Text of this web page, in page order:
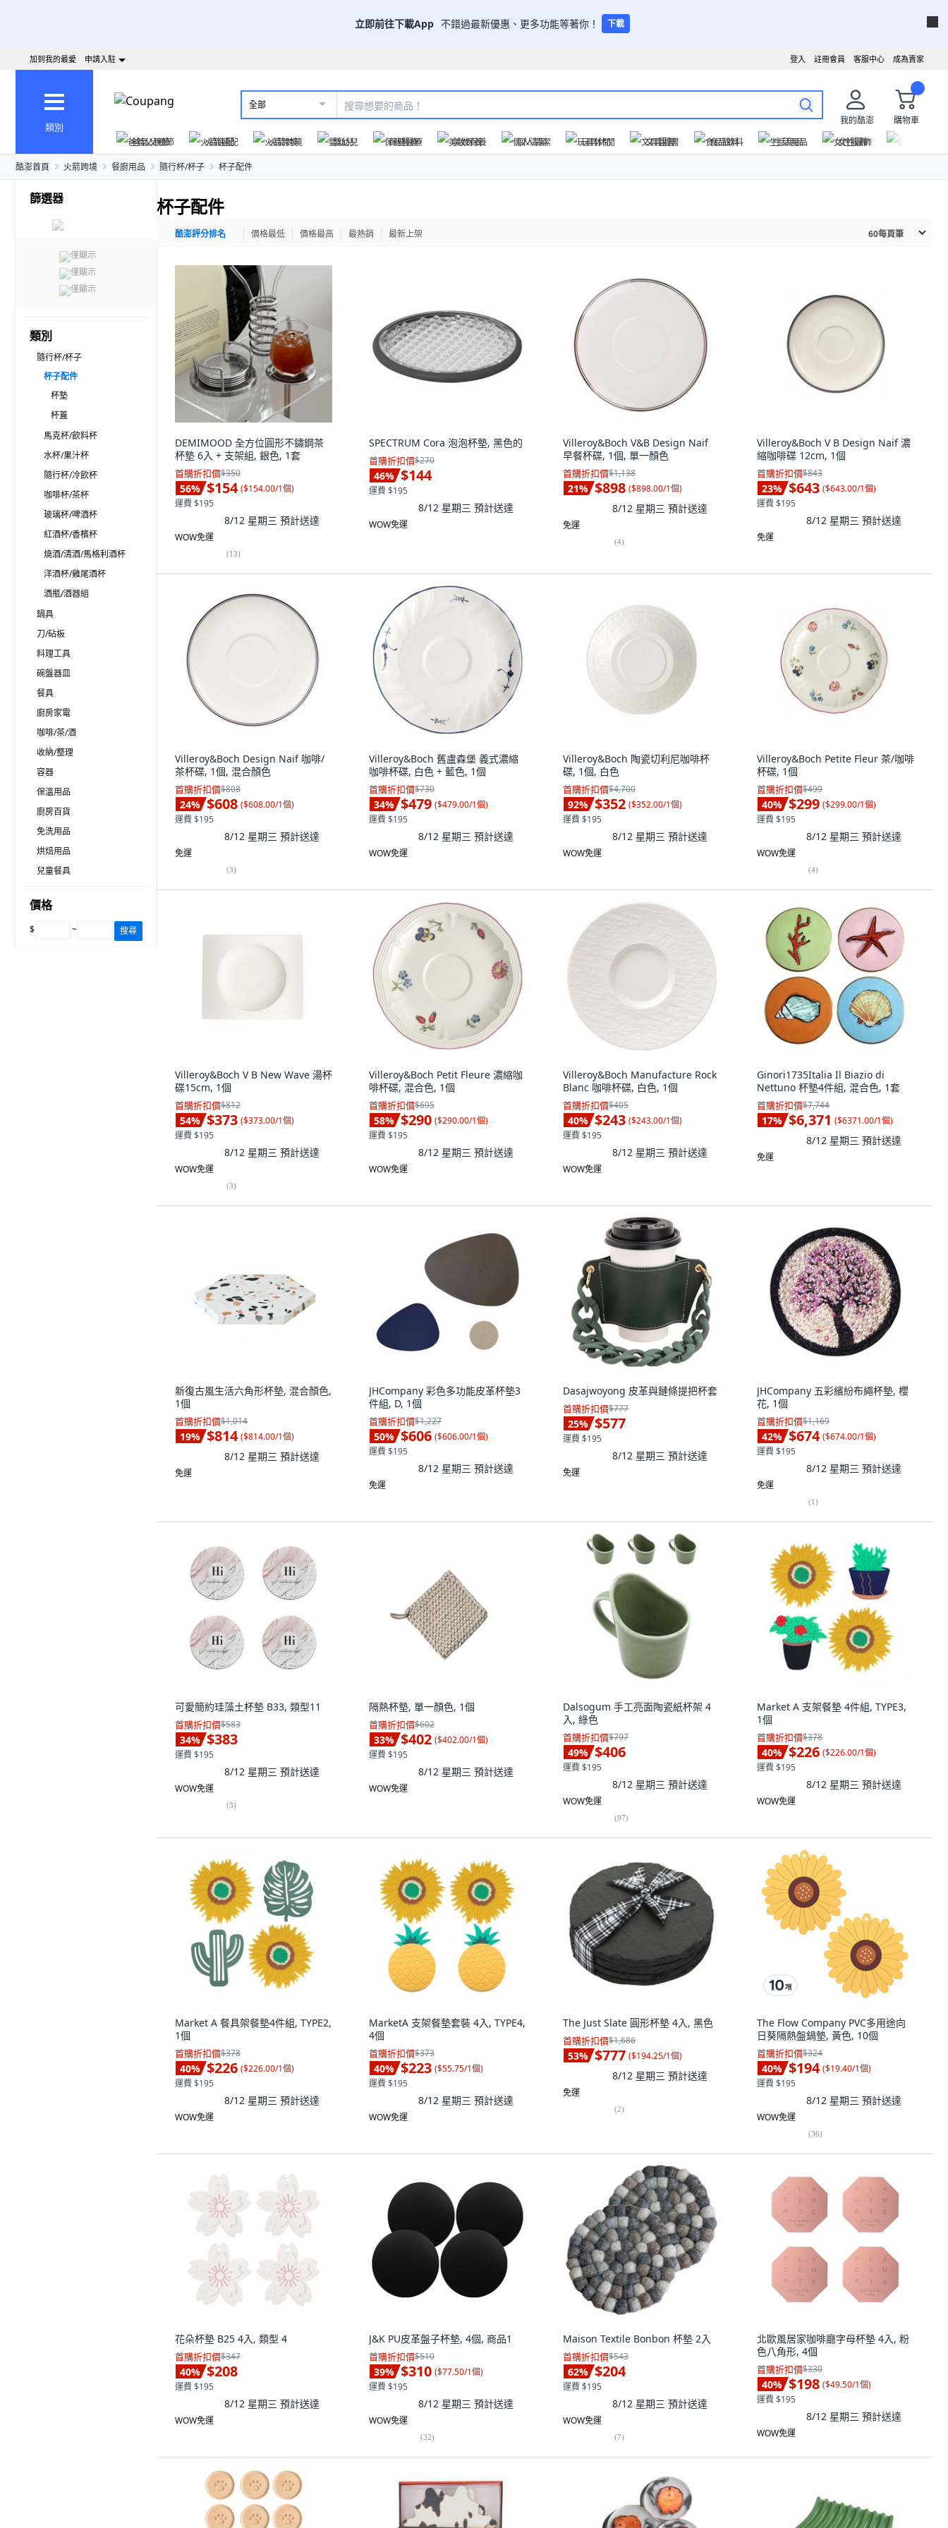
立即前往下載App 不錯過最新優惠、更多功能等著你！ 下載
成為賣家
客服中心
註冊會員
登入
加到我的最愛 申請入駐
類別
全部
我的酷澎
購物車
爸氣父親節
火箭速配 火箭跨境 嬰幼兒 保健醫療 美妝保養 個人清潔 玩具休閒 文具圖書 食品飲料 生活用品 女性服飾
酷澎首頁 火箭跨境 餐廚用品 隨行杯/杯子 杯子配件
篩選器
僅顯示
僅顯示
僅顯示
類別
隨行杯/杯子
杯子配件
杯墊
杯蓋
馬克杯/飲料杯
水杯/果汁杯
隨行杯/冷飲杯
咖啡杯/茶杯
玻璃杯/啤酒杯
紅酒杯/香檳杯
燒酒/清酒/馬格利酒杯
洋酒杯/雞尾酒杯
酒瓶/酒器組
鍋具
刀/砧板
料理工具
碗盤器皿
餐具
廚房家電
咖啡/茶/酒
收納/整理
容器
保溫用品
廚房百貨
免洗用品
烘焙用品
兒童餐具
價格
$ ~ 搜尋
杯子配件
酷澎評分排名 價格最低 價格最高 最熱銷 最新上架 60每頁筆
DEMIMOOD 全方位圓形不鏽鋼茶
杯墊 6入 + 支架組, 銀色, 1套
首購折扣價$350
56% $154 ($154.00/1個)
運費 $195
8/12 星期三 預計送達
WOW免運
(13)
SPECTRUM Cora 泡泡杯墊, 黑色的
首購折扣價$270
46% $144
運費 $195
8/12 星期三 預計送達
WOW免運
Villeroy&Boch V&B Design Naif
早餐杯碟, 1個, 單一顏色
首購折扣價$1,138
21% $898 ($898.00/1個)
8/12 星期三 預計送達
免運
(4)
Villeroy&Boch V B Design Naif 濃
縮咖啡碟 12cm, 1個
首購折扣價$843
23% $643 ($643.00/1個)
運費 $195
8/12 星期三 預計送達
免運
Villeroy&Boch Design Naif 咖啡/
茶杯碟, 1個, 混合顏色
首購折扣價$808
24% $608 ($608.00/1個)
運費 $195
8/12 星期三 預計送達
免運
(3)
Villeroy&Boch 舊盧森堡 義式濃縮
咖啡杯碟, 白色 + 藍色, 1個
首購折扣價$730
34% $479 ($479.00/1個)
運費 $195
8/12 星期三 預計送達
WOW免運
Villeroy&Boch 陶瓷切利尼咖啡杯
碟, 1個, 白色
首購折扣價$4,700
92% $352 ($352.00/1個)
運費 $195
8/12 星期三 預計送達
WOW免運
Villeroy&Boch Petite Fleur 茶/咖啡
杯碟, 1個
首購折扣價$499
40% $299 ($299.00/1個)
運費 $195
8/12 星期三 預計送達
WOW免運
(4)
Villeroy&Boch V B New Wave 湯杯
碟15cm, 1個
首購折扣價$812
54% $373 ($373.00/1個)
運費 $195
8/12 星期三 預計送達
WOW免運
(3)
Villeroy&Boch Petit Fleure 濃縮咖
啡杯碟, 混合色, 1個
首購折扣價$695
58% $290 ($290.00/1個)
運費 $195
8/12 星期三 預計送達
WOW免運
Villeroy&Boch Manufacture Rock
Blanc 咖啡杯碟, 白色, 1個
首購折扣價$405
40% $243 ($243.00/1個)
運費 $195
8/12 星期三 預計送達
WOW免運
Ginori1735Italia Il Biazio di
Nettuno 杯墊4件組, 混合色, 1套
首購折扣價$7,744
17% $6,371 ($6371.00/1個)
8/12 星期三 預計送達
免運
新復古風生活六角形杯墊, 混合顏色,
1個
首購折扣價$1,014
19% $814 ($814.00/1個)
8/12 星期三 預計送達
免運
JHCompany 彩色多功能皮革杯墊3
件組, D, 1個
首購折扣價$1,227
50% $606 ($606.00/1個)
運費 $195
8/12 星期三 預計送達
免運
Dasajwoyong 皮革與鏈條提把杯套
首購折扣價$777
25% $577
運費 $195
8/12 星期三 預計送達
免運
JHCompany 五彩繽紛布繩杯墊, 櫻
花, 1個
首購折扣價$1,169
42% $674 ($674.00/1個)
運費 $195
8/12 星期三 預計送達
免運
(1)
可愛簡約珪藻土杯墊 B33, 類型11
首購折扣價$583
34% $383
運費 $195
8/12 星期三 預計送達
WOW免運
(3)
隔熱杯墊, 單一顏色, 1個
首購折扣價$602
33% $402 ($402.00/1個)
運費 $195
8/12 星期三 預計送達
WOW免運
Dalsogum 手工亮面陶瓷紙杯架 4
入, 綠色
首購折扣價$797
49% $406
運費 $195
8/12 星期三 預計送達
WOW免運
(97)
Market A 支架餐墊 4件組, TYPE3,
1個
首購折扣價$378
40% $226 ($226.00/1個)
運費 $195
8/12 星期三 預計送達
WOW免運
Market A 餐具架餐墊4件組, TYPE2,
1個
首購折扣價$378
40% $226 ($226.00/1個)
運費 $195
8/12 星期三 預計送達
WOW免運
MarketA 支架餐墊套裝 4入, TYPE4,
4個
首購折扣價$373
40% $223 ($55.75/1個)
運費 $195
8/12 星期三 預計送達
WOW免運
The Just Slate 圓形杯墊 4入, 黑色
首購折扣價$1,686
53% $777 ($194.25/1個)
8/12 星期三 預計送達
免運
(2)
The Flow Company PVC多用途向
日葵隔熱盤鍋墊, 黃色, 10個
首購折扣價$324
40% $194 ($19.40/1個)
運費 $195
8/12 星期三 預計送達
WOW免運
(36)
花朵杯墊 B25 4入, 類型 4
首購折扣價$347
40% $208
運費 $195
8/12 星期三 預計送達
WOW免運
J&K PU皮革盤子杯墊, 4個, 商品1
首購折扣價$510
39% $310 ($77.50/1個)
運費 $195
8/12 星期三 預計送達
WOW免運
(32)
Maison Textile Bonbon 杯墊 2入
首購折扣價$543
62% $204
運費 $195
8/12 星期三 預計送達
WOW免運
(7)
北歐風居家咖啡廳字母杯墊 4入, 粉
色八角形, 4個
首購折扣價$330
40% $198 ($49.50/1個)
運費 $195
8/12 星期三 預計送達
WOW免運